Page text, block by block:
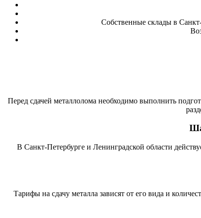
Собственные склады в
Перед сдачей металлолома необходимо выполнить
В Санкт-Петербурге и Ленинградской области
Тарифы на сдачу металла зависят от его вида и